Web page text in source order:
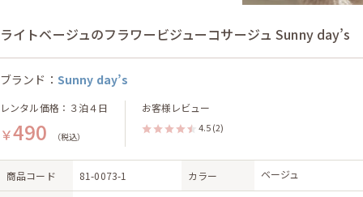
ライトベージュのフラワービジューコサージュ Sunny day’s
ブランド： Sunny day’s
レンタル価格：３泊４日
￥490 （税込）
お客様レビュー
4.5 (2)
商品コード 81-0073-1 カラー ベージュ